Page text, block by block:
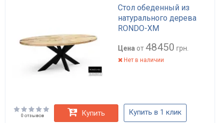
Стол обеденный из
натурального дерева
RONDO-XM
Цена от 48450 грн.
Нет в наличии
0 отзывов Купить Купить в 1 клик